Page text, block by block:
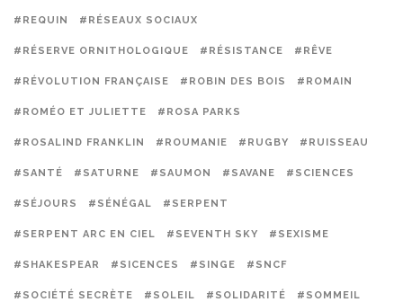
#REQUIN #RÉSEAUX SOCIAUX
#RÉSERVE ORNITHOLOGIQUE #RÉSISTANCE #RÊVE
#RÉVOLUTION FRANÇAISE #ROBIN DES BOIS #ROMAIN
#ROMÉO ET JULIETTE #ROSA PARKS
#ROSALIND FRANKLIN #ROUMANIE #RUGBY #RUISSEAU
#SANTÉ #SATURNE #SAUMON #SAVANE #SCIENCES
#SÉJOURS #SÉNÉGAL #SERPENT
#SERPENT ARC EN CIEL #SEVENTH SKY #SEXISME
#SHAKESPEAR #SICENCES #SINGE #SNCF
#SOCIÉTÉ SECRÈTE #SOLEIL #SOLIDARITÉ #SOMMEIL